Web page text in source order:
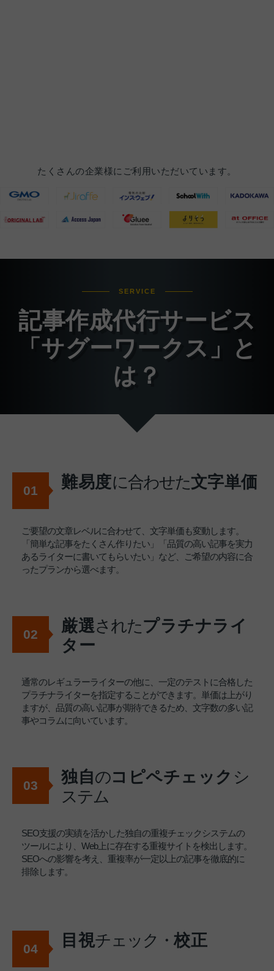
たくさんの企業様にご利用いただいています。
SERVICE
記事作成代行サービス
「サグーワークス」と
は？
01 難易度に合わせた文字単価
ご要望の文章レベルに合わせて、文字単価も変動します。
「簡単な記事をたくさん作りたい」「品質の高い記事を実力
あるライターに書いてもらいたい」など、ご希望の内容に合
ったプランから選べます。
02 厳選されたプラチナライ
ター
通常のレギュラーライターの他に、一定のテストに合格した
プラチナライターを指定することができます。単価は上がり
ますが、品質の高い記事が期待できるため、文字数の多い記
事やコラムに向いています。
03 独自のコピペチェック シ
ステム
SEO支援の実績を活かした独自の重複チェックシステムの
ツールにより、Web上に存在する重複サイトを検出します。
SEOへの影響を考え、重複率が一定以上の記事を徹底的に
排除します。
04 目視チェック・ 校正